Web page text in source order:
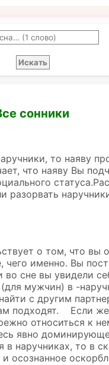
сонники
то наяву
что наяву Вы
разорвать
о том, что вы
именно. Вы
сне вы увидели
мужчин) в -
с другим
подходят. Если
относиться к
явно
в наручниках, то в